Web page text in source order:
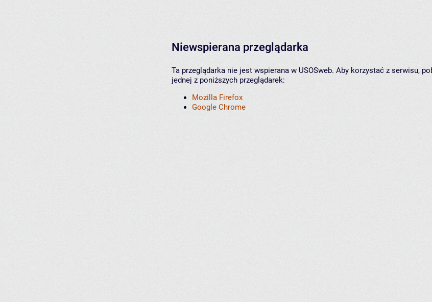
Niewspierana przeglądarka
Ta przeglądarka nie jest wspierana w USOSweb. Aby korzystać z serwisu,
jednej z poniższych przeglądarek:
Mozilla Firefox
Google Chrome